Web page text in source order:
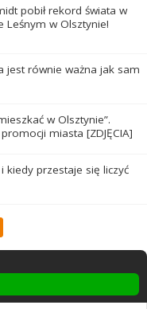
pobił rekord świata w
w Olsztynie!
jest równie ważna jak sam
w Olsztynie”.
miasta [ZDJĘCIA]
kiedy przestaje się liczyć